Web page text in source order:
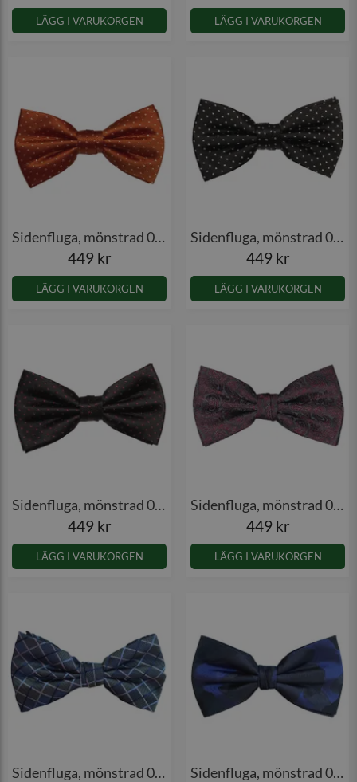
LÄGG I VARUKORGEN LÄGG I VARUKORGEN
Sidenfluga, mönstrad 001
449 kr
LÄGG I VARUKORGEN
Sidenfluga, mönstrad 001
449 kr
LÄGG I VARUKORGEN
Sidenfluga, mönstrad 001
449 kr
LÄGG I VARUKORGEN
Sidenfluga, mönstrad 005
449 kr
LÄGG I VARUKORGEN
Sidenfluga, mönstrad 006 Sidenfluga, mönstrad 007